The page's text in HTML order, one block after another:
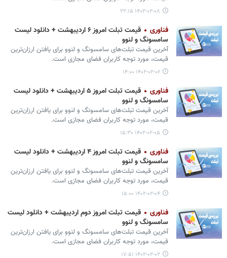
۱۴۰۲-۰۲-۰۸ ۲۲:۱۵
فناوری
قیمت تبلت امروز ۶ اردیبهشت + دانلود لیست
سامسونگ و لنوو
آخرین قیمت تبلت‌های سامسونگ و لنوو برای یافتن ارزان‌ترین
قیمت، مورد توجه کاربران فضای مجازی است.
۱۴۰۲-۰۲-۰۶ ۱۴:۰۰
فناوری
قیمت تبلت امروز ۵ اردیبهشت + دانلود لیست
سامسونگ و لنوو
آخرین قیمت تبلت‌های سامسونگ و لنوو برای یافتن ارزان‌ترین
قیمت، مورد توجه کاربران فضای مجازی است.
۱۴۰۲-۰۲-۰۵ ۱۵:۳۰
فناوری
قیمت تبلت امروز ۴ اردیبهشت + دانلود لیست
سامسونگ و لنوو
آخرین قیمت تبلت‌های سامسونگ و لنوو برای یافتن ارزان‌ترین
قیمت، مورد توجه کاربران فضای مجازی است.
۱۴۰۲-۰۲-۰۴ ۱۵:۰۰
فناوری
قیمت تبلت امروز دوم اردیبهشت + دانلود لیست
سامسونگ و لنوو
آخرین قیمت تبلت‌های سامسونگ و لنوو برای یافتن ارزان‌ترین
قیمت، مورد توجه کاربران فضای مجازی است.
۱۴۰۲-۰۲-۰۲ ۱۷:۵۱